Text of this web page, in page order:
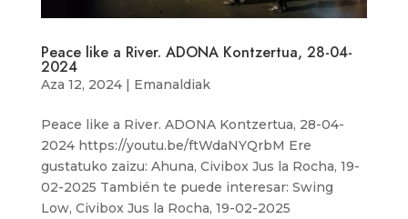
Peace like a River. ADONA Kontzertua, 28-04-
2024
Aza 12, 2024| Emanaldiak
Peace like a River. ADONA Kontzertua, 28-04-
2024 https://youtu.be/ftWdaNYQrbM Ere
gustatuko zaizu: Ahuna, Civibox Jus la Rocha, 19-
02-2025 También te puede interesar: Swing
Low, Civibox Jus la Rocha, 19-02-2025